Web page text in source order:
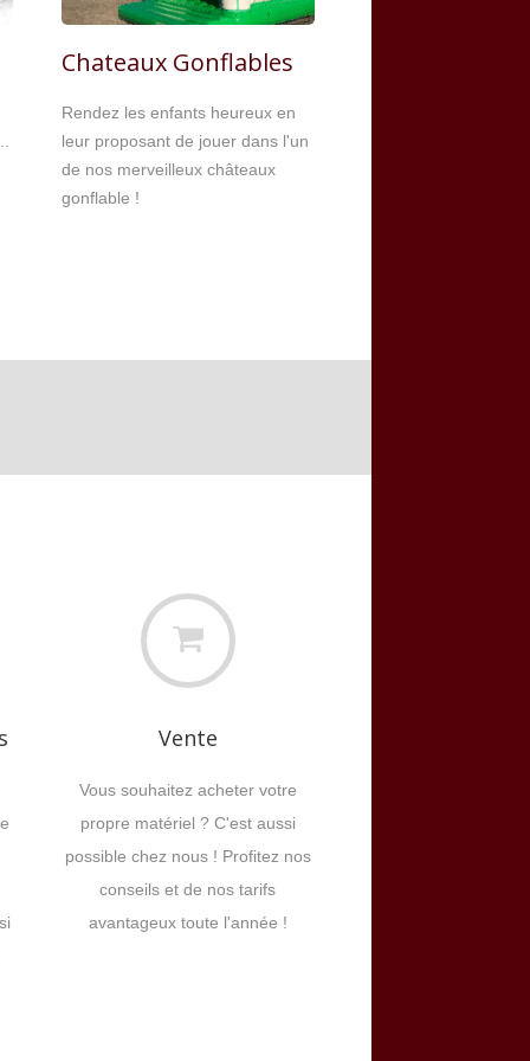
Chateaux Gonflables
Rendez les enfants heureux en
leur proposant de jouer dans l'un
de nos merveilleux châteaux
gonflable !
Vente
Vous souhaitez acheter votre
propre matériel ? C'est aussi
possible chez nous ! Profitez nos
conseils et de nos tarifs
avantageux toute l'année !